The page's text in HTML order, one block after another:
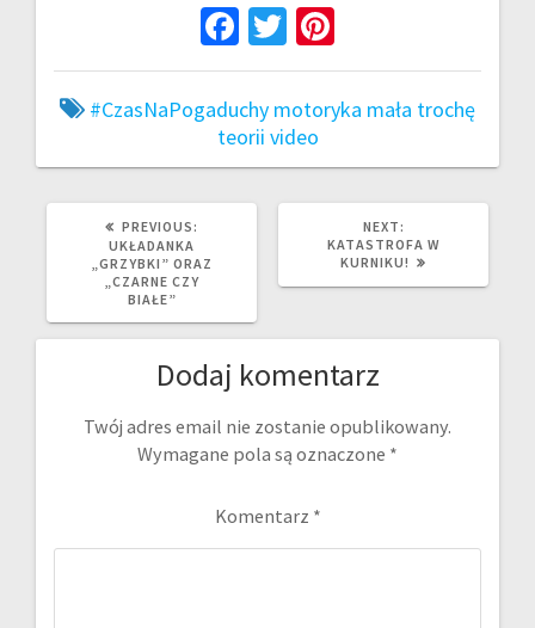
Fa
ce
b
o
o
k
T
wi
tt
er
nt
er
t
#CzasNaPogaduchy motoryka mała trochę
teorii video
PREVIOUS:
UKŁADANKA
„GRZYBKI” ORAZ
„CZARNE CZY
BIAŁE”
NEXT:
POST:
KATASTROFA W
KURNIKU!
Dodaj komentarz
Twój adres email nie zostanie opublikowany.
Wymagane pola są oznaczone *
Komentarz *